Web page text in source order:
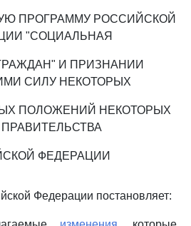
ПРОГРАММУ РОССИЙСКОЙ
"СОЦИАЛЬНАЯ
И ПРИЗНАНИИ
СИЛУ НЕКОТОРЫХ
ПОЛОЖЕНИЙ НЕКОТОРЫХ
ПРАВИТЕЛЬСТВА
ФЕДЕРАЦИИ
Федерации постановляет: